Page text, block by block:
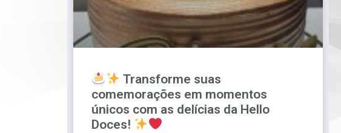
Transforme suas
comemorações em momentos
únicos com as delícias da Hello
Doces!